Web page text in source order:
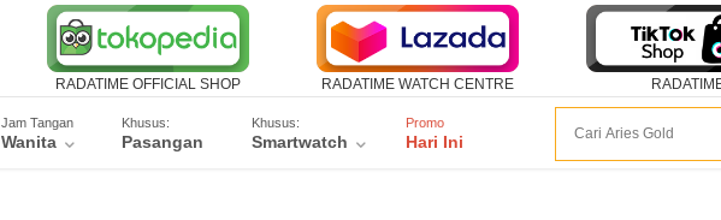
RADATIME OFFICIAL SHOP RADATIME WATCH CENTRE
Jam Tangan
Wanita
Khusus:
Pasangan
Khusus:
Smartwatch
Promo
Hari Ini